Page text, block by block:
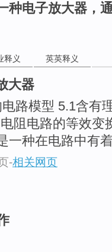
种电子放大器，
释义 英英释义
大器
路模型 5.1含有
阻电路的等效变
一种在电路中有
-相关网页